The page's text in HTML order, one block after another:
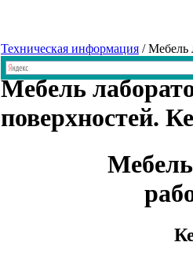
Техническая информация / Мебель
Мебель
поверхностей.